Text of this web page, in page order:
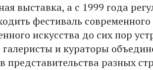
выставка, а с 1999 года
фестиваль современного
искусства до сих пор
и кураторы
разных